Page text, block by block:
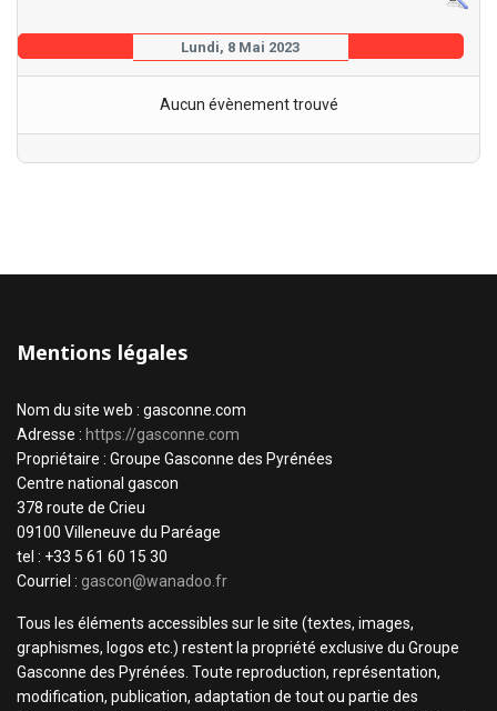
Lundi, 8 Mai 2023
Aucun évènement trouvé
Mentions légales
Nom du site web : gasconne.com
Adresse : https://gasconne.com
Propriétaire : Groupe Gasconne des Pyrénées
Centre national gascon
378 route de Crieu
09100 Villeneuve du Paréage
tel : +33 5 61 60 15 30
Courriel : gascon@wanadoo.fr
Tous les éléments accessibles sur le site (textes, images,
graphismes, logos etc.) restent la propriété exclusive du Groupe
Gasconne des Pyrénées. Toute reproduction, représentation,
modification, publication, adaptation de tout ou partie des